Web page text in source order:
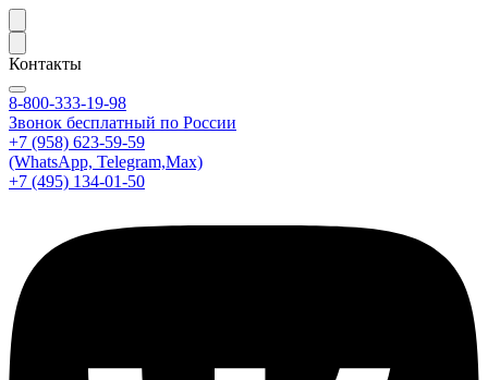
Контакты
8-800-333-19-98
Звонок бесплатный по России
+7 (958) 623-59-59
(WhatsApp, Telegram,Max)
+7 (495) 134-01-50